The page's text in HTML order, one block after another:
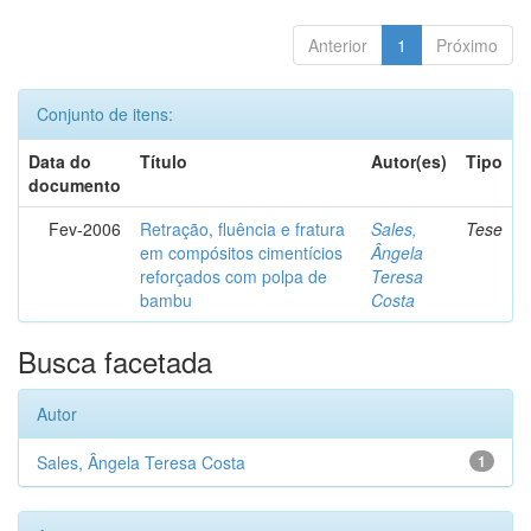
Anterior 1 Próximo
Conjunto de itens:
Data do
documento
Título Autor(es) Tipo
Fev-2006
Retração, fluência e fratura
em compósitos cimentícios
reforçados com polpa de
bambu
Sales,
Ângela
Teresa
Costa
Tese
Busca facetada
Autor
1
Sales, Ângela Teresa Costa